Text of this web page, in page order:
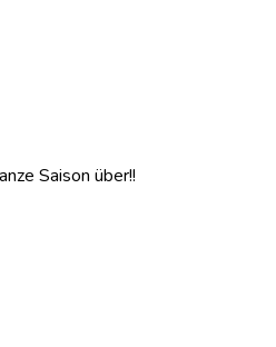
Saison über!!